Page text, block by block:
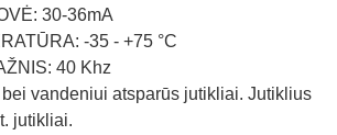
30-36mA
-35 - +75 °C
40 Khz
vandeniui atsparūs jutikliai. Jutiklius
jutikliai.